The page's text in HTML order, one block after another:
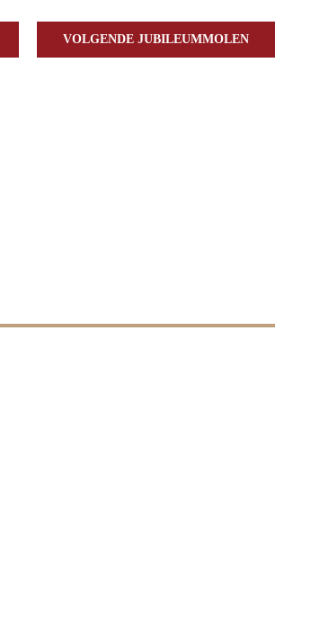
VOLGENDE JUBILEUMMOLEN